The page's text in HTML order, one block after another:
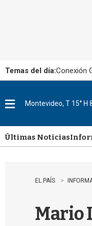
Temas del día:Conexión
u
Montevideo, T 15° H
Últimas Noticias
EL PAÍS
Mario